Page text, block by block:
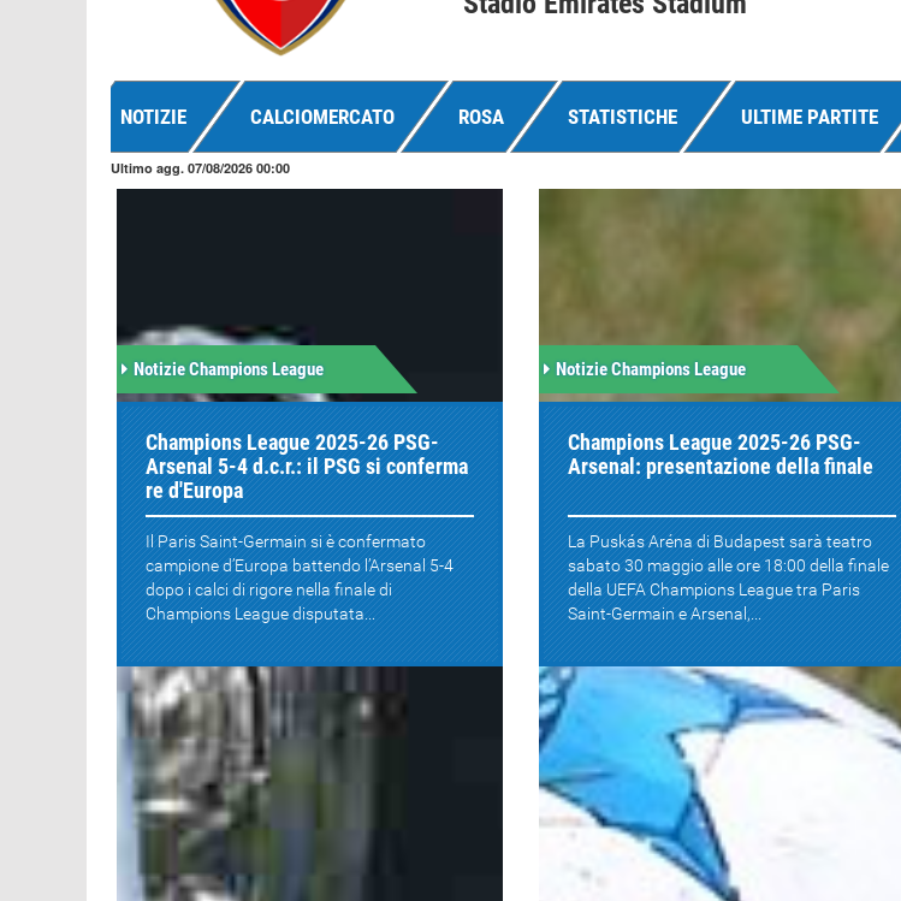
NOTIZIE CALCIOMERCATO ROSA STATISTICHE ULTIME PARTITE
Ultimo agg. 07/08/2026 00:00
Notizie Champions League
Champions League 2025-26 PSG-
Arsenal 5-4 d.c.r.: il PSG si conferma
re d'Europa
Il Paris Saint-Germain si è confermato
campione d’Europa battendo l’Arsenal 5-4
dopo i calci di rigore nella finale di
Champions League disputata...
Notizie Champions League
Champions League 2025-26 PSG-
Arsenal: presentazione della finale
La Puskás Aréna di Budapest sarà teatro
sabato 30 maggio alle ore 18:00 della finale
della UEFA Champions League tra Paris
Saint-Germain e Arsenal,...